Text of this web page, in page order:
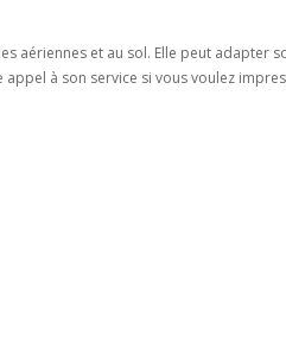
aériennes et au sol. Elle peut adapter
à son service si vous voulez